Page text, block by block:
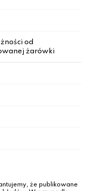
od
żarówki
że publikowane